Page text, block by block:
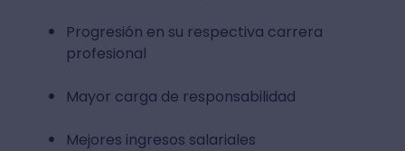
Progresión en su respectiva carrera
profesional
Mayor carga de responsabilidad
Mejores ingresos salariales